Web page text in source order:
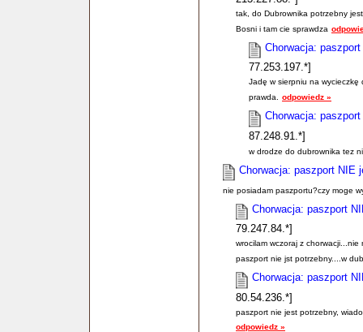
tak, do Dubrownika potrzebny
Bosni i tam cie sprawdza
Chorwacja:
77.253.197.*]
Jadę w sierpniu na
prawda. odpowiedz »
Chorwacja:
87.248.91.*]
w drodze do dubrownika tez
Chorwacja: paszport NIE
nie posiadam paszportu?czy moge
Chorwacja: paszport
79.247.84.*]
wrocilam wczoraj z
paszport nie jst potrzebny....w
Chorwacja: paszport
80.54.236.*]
paszport nie jest potrzebny,
odpowiedz »